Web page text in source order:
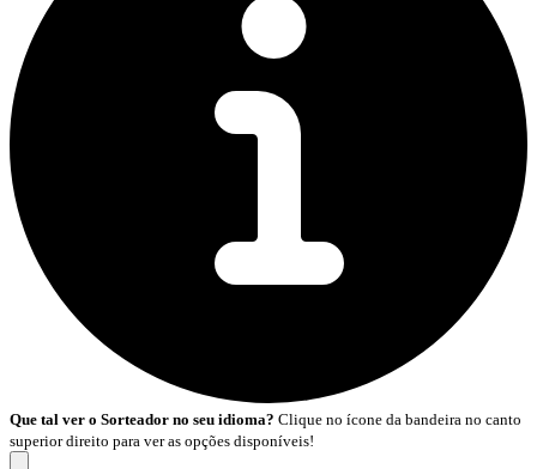
Que tal ver o Sorteador no seu idioma? Clique no ícone da bandeira no canto
superior direito para ver as opções disponíveis!